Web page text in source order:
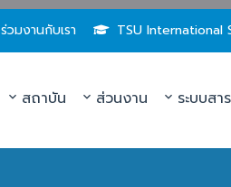
ร่วมงานกับเรา TSU International
สถาบัน ส่วนงาน ระบบสา